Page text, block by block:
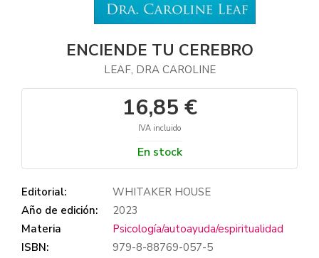
ENCIENDE TU CEREBRO
LEAF, DRA CAROLINE
16,85 €
IVA incluido
En stock
Editorial:
WHITAKER HOUSE
Año de edición:
2023
Materia
Psicología/autoayuda/espiritualidad
ISBN:
979-8-88769-057-5